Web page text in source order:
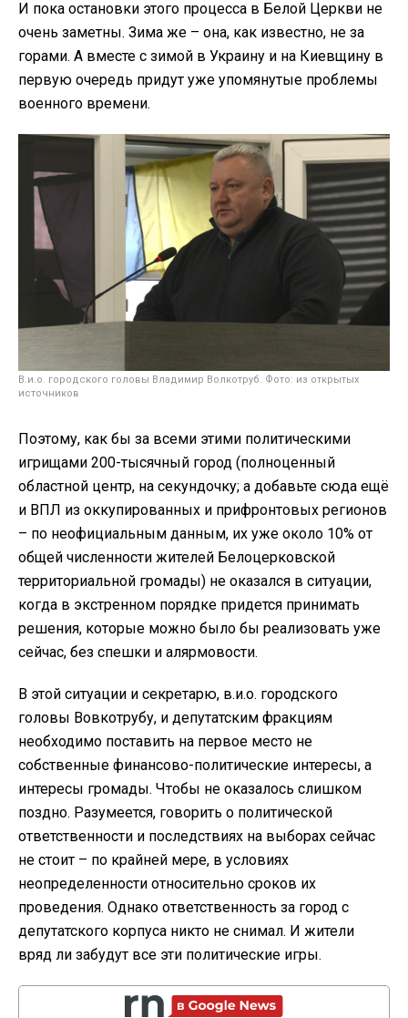
И пока остановки этого процесса в Белой Церкви не
очень заметны. Зима же – она, как известно, не за
горами. А вместе с зимой в Украину и на Киевщину в
первую очередь придут уже упомянутые проблемы
военного времени.
В.и.о. городского головы Владимир Волкотруб. Фото: из открытых
источников
Поэтому, как бы за всеми этими политическими
игрищами 200-тысячный город (полноценный
областной центр, на секундочку; а добавьте сюда ещё
и ВПЛ из оккупированных и прифронтовых регионов
– по неофициальным данным, их уже около 10% от
общей численности жителей Белоцерковской
территориальной громады) не оказался в ситуации,
когда в экстренном порядке придется принимать
решения, которые можно было бы реализовать уже
сейчас, без спешки и алярмовости.
В этой ситуации и секретарю, в.и.о. городского
головы Вовкотрубу, и депутатским фракциям
необходимо поставить на первое место не
собственные финансово-политические интересы, а
интересы громады. Чтобы не оказалось слишком
поздно. Разумеется, говорить о политической
ответственности и последствиях на выборах сейчас
не стоит – по крайней мере, в условиях
неопределенности относительно сроков их
проведения. Однако ответственность за город с
депутатского корпуса никто не снимал. И жители
вряд ли забудут все эти политические игры.